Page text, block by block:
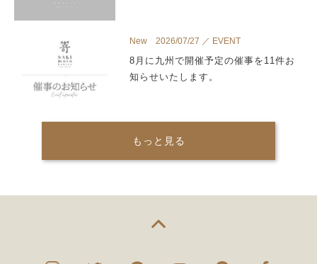
New 2026/07/27 ／ EVENT
8月に九州で開催予定の催事を11件お
知らせいたします。
もっと見る